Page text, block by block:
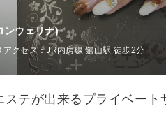
ンウェリナ)
アクセス：JR内房線 館山駅 徒歩2分
ステが出来るプライベー